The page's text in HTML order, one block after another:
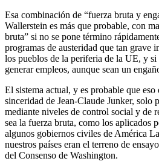
Esa combinación de “fuerza bruta y
Wallerstein es más que probable, con
bruta” si no se pone término
programas de austeridad que tan grave
los pueblos de la periferia de la UE, y si
generar empleos, aunque sean un
El sistema actual, y es probable que
sinceridad de Jean-Claude Junker, solo
mediante niveles de control social y de
sea la fuerza bruta, como los aplicados
algunos gobiernos civiles de América
nuestros países eran el terreno de
del Consenso de Washington.